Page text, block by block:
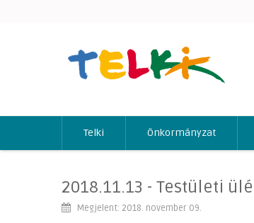
Telki Önkormányzat
2018.11.13 - Testületi
Megjelent: 2018. november 09.